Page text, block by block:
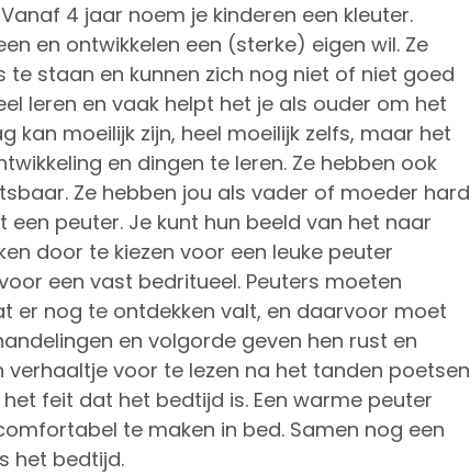
4 jaar noem je kinderen een kleuter.
en ontwikkelen een (sterke) eigen wil. Ze
staan en kunnen zich nog niet of niet goed
leren en vaak helpt het je als ouder om het
kan moeilijk zijn, heel moeilijk zelfs, maar het
en dingen te leren. Ze hebben ook
Ze hebben jou als vader of moeder hard
peuter. Je kunt hun beeld van het naar
door te kiezen voor een leuke peuter
een vast bedritueel. Peuters moeten
er nog te ontdekken valt, en daarvoor moet
en volgorde geven hen rust en
verhaaltje voor te lezen na het tanden poetsen
feit dat het bedtijd is. Een warme peuter
te maken in bed. Samen nog een
het bedtijd.